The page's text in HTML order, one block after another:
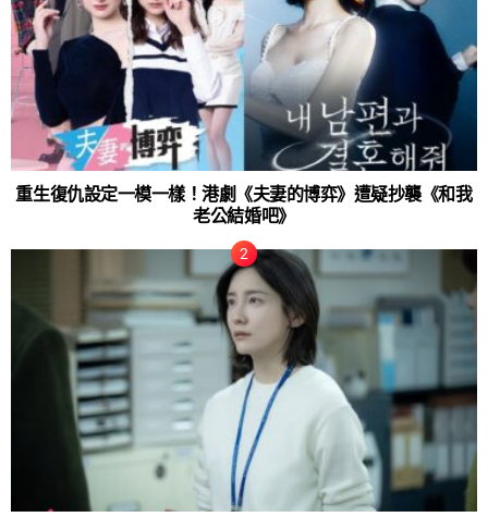
重生復仇設定一模一樣！港劇《夫妻的博弈》遭疑抄襲《和我
老公結婚吧》